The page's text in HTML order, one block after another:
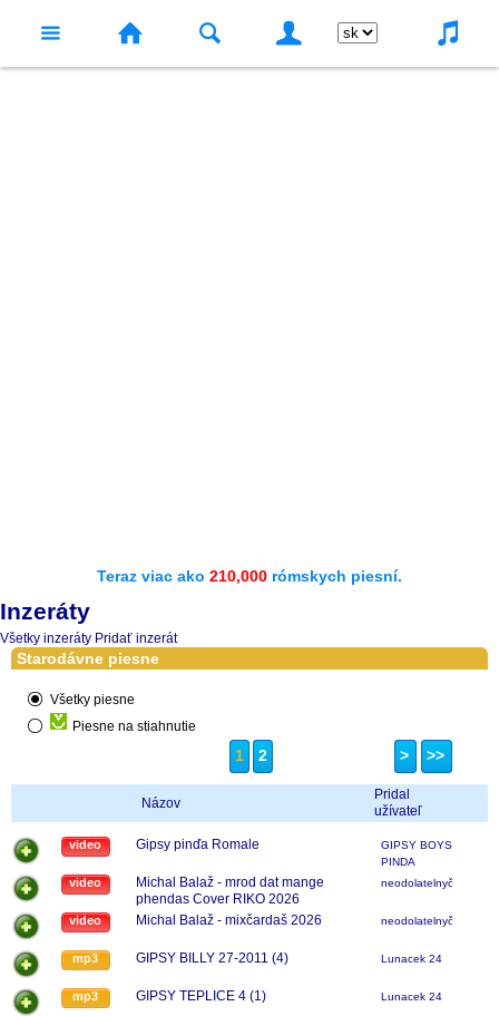
Teraz viac ako 210,000 rómskych piesní.
Inzeráty
Všetky inzeráty Pridať inzerát
Starodávne piesne
Všetky piesne
Piesne na stiahnutie
1 2 > >>
Názov
Pridal
užívateľ
video Gipsy pinďa Romale
GIPSY BOYS
PINDA
video
Michal Balaž - mrod dat mange
phendas Cover RIKO 2026
neodolatelnyčavo
video Michal Balaž - mixčardaš 2026 neodolatelnyčavo
mp3 GIPSY BILLY 27-2011 (4) Lunacek 24
mp3 GIPSY TEPLICE 4 (1) Lunacek 24